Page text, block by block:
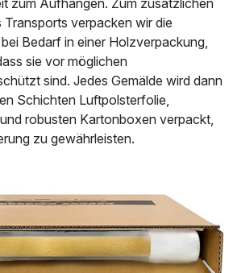
verpacken wir die
Bedarf in einer Holzverpackung,
sie vor möglichen
sind. Jedes Gemälde wird dann
Schichten Luftpolsterfolie,
robusten Kartonboxen verpackt,
zu gewährleisten.